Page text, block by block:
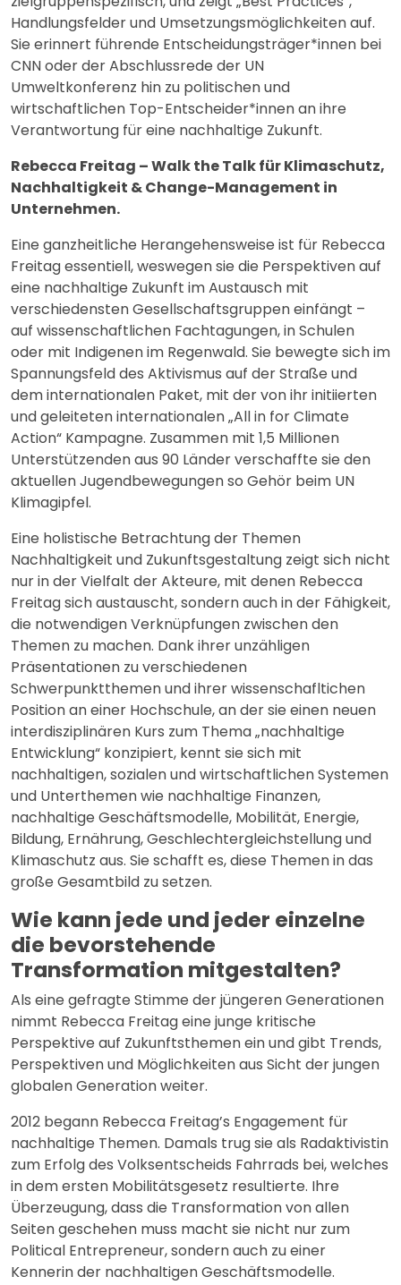
Handlungsfelder und Umsetzungsmöglichkeiten auf.
Sie erinnert führende Entscheidungsträger*innen bei
CNN oder der Abschlussrede der UN
Umweltkonferenz hin zu politischen und
wirtschaftlichen Top-Entscheider*innen an ihre
Verantwortung für eine nachhaltige Zukunft.
Rebecca Freitag – Walk the Talk für Klimaschutz,
Nachhaltigkeit & Change-Management in
Unternehmen.
Eine ganzheitliche Herangehensweise ist für Rebecca
Freitag essentiell, weswegen sie die Perspektiven auf
eine nachhaltige Zukunft im Austausch mit
verschiedensten Gesellschaftsgruppen einfängt –
auf wissenschaftlichen Fachtagungen, in Schulen
oder mit Indigenen im Regenwald. Sie bewegte sich im
Spannungsfeld des Aktivismus auf der Straße und
dem internationalen Paket, mit der von ihr initiierten
und geleiteten internationalen „All in for Climate
Action“ Kampagne. Zusammen mit 1,5 Millionen
Unterstützenden aus 90 Länder verschaffte sie den
aktuellen Jugendbewegungen so Gehör beim UN
Klimagipfel.
Eine holistische Betrachtung der Themen
Nachhaltigkeit und Zukunftsgestaltung zeigt sich nicht
nur in der Vielfalt der Akteure, mit denen Rebecca
Freitag sich austauscht, sondern auch in der Fähigkeit,
die notwendigen Verknüpfungen zwischen den
Themen zu machen. Dank ihrer unzähligen
Präsentationen zu verschiedenen
Schwerpunktthemen und ihrer wissenschafltichen
Position an einer Hochschule, an der sie einen neuen
interdisziplinären Kurs zum Thema „nachhaltige
Entwicklung“ konzipiert, kennt sie sich mit
nachhaltigen, sozialen und wirtschaftlichen Systemen
und Unterthemen wie nachhaltige Finanzen,
nachhaltige Geschäftsmodelle, Mobilität, Energie,
Bildung, Ernährung, Geschlechtergleichstellung und
Klimaschutz aus. Sie schafft es, diese Themen in das
große Gesamtbild zu setzen.
Wie kann jede und jeder einzelne
die bevorstehende
Transformation mitgestalten?
Als eine gefragte Stimme der jüngeren Generationen
nimmt Rebecca Freitag eine junge kritische
Perspektive auf Zukunftsthemen ein und gibt Trends,
Perspektiven und Möglichkeiten aus Sicht der jungen
globalen Generation weiter.
2012 begann Rebecca Freitag’s Engagement für
nachhaltige Themen. Damals trug sie als Radaktivistin
zum Erfolg des Volksentscheids Fahrrads bei, welches
in dem ersten Mobilitätsgesetz resultierte. Ihre
Überzeugung, dass die Transformation von allen
Seiten geschehen muss macht sie nicht nur zum
Political Entrepreneur, sondern auch zu einer
Kennerin der nachhaltigen Geschäftsmodelle.